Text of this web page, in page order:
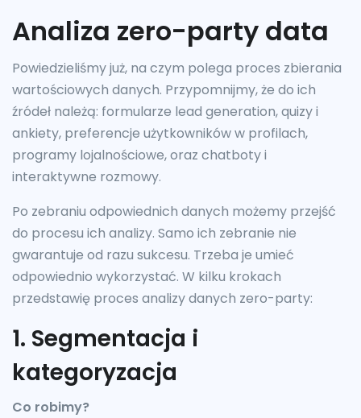
Analiza zero-party data
Powiedzieliśmy już, na czym polega proces zbierania
wartościowych danych. Przypomnijmy, że do ich
źródeł należą: formularze lead generation, quizy i
ankiety, preferencje użytkowników w profilach,
programy lojalnościowe, oraz chatboty i
interaktywne rozmowy.
Po zebraniu odpowiednich danych możemy przejść
do procesu ich analizy. Samo ich zebranie nie
gwarantuje od razu sukcesu. Trzeba je umieć
odpowiednio wykorzystać. W kilku krokach
przedstawię proces analizy danych zero-party:
1. Segmentacja i
kategoryzacja
Co robimy?